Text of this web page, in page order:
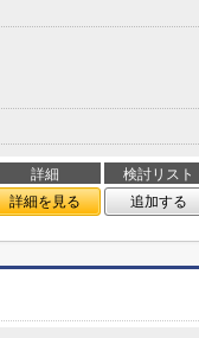
詳細
検討リスト
詳細を見る 追加する